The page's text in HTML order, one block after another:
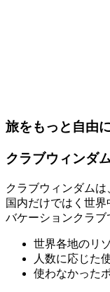
旅をもっと自由に
クラブウィンダ
クラブウィンダムは
国内だけではく世
バケーションクラブ
世界各地のリ
人数に応じた
使わなかった